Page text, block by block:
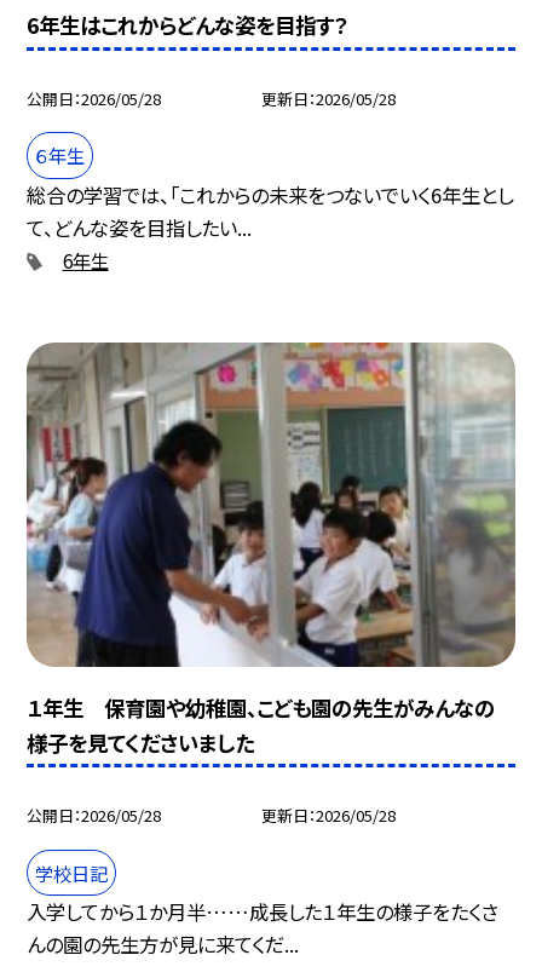
6年生はこれからどんな姿を目指す？
公開日 2026/05/28 更新日 2026/05/28
６年生
総合の学習では、「これからの未来をつないでいく6年生とし
て、どんな姿を目指したい...
6年生
１年生 保育園や幼稚園、こども園の先生がみんなの
様子を見てくださいました
公開日 2026/05/28 更新日 2026/05/28
学校日記
入学してから１か月半……成長した１年生の様子をたくさ
んの園の先生方が見に来てくだ...